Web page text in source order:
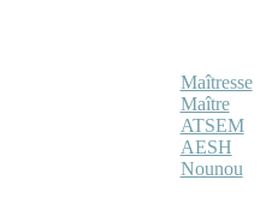
Maîtresse
Maître
ATSEM
AESH
Nounou